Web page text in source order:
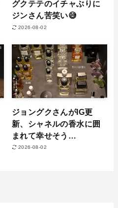
グクテテのイチャぶりに
ジンさん苦笑い😅
2026-08-02
ジョングクさんがIG更
新、シャネルの香水に囲
まれて幸せそう…
2026-08-02